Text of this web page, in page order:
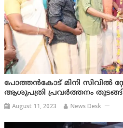
പോത്തൻകോട് മിനി സിവിൽ
ആശുപത്രി പ്രവർത്തനം
August 11, 2023 News Desk